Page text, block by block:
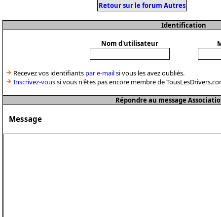
Retour sur le forum Autres
Identification
Nom d'utilisateur
Recevez vos identifiants par e-mailsi vous les avez oubliés.
Inscrivez-voussi vous n'êtes pas encore membre de
Répondre au message
Message